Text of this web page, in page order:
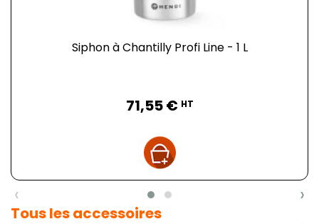
Siphon à Chantilly Profi Line - 1 L
71,55 € HT
‹ ›
Tous les accessoires